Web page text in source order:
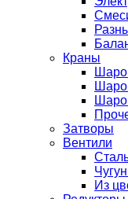
Краны
Затворы
Вентили
Из